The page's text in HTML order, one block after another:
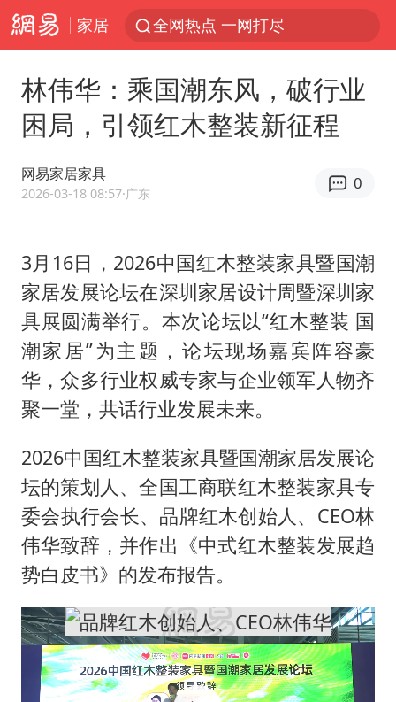
家居 全网热点 一网打尽
林伟华：乘国潮东风，破行业
困局，引领红木整装新征程
网易家居家具
2026-03-18 08:57·广东
0
3月16日，2026中国红木整装家具暨国潮
家居发展论坛在深圳家居设计周暨深圳家
具展圆满举行。本次论坛以“红木整装 国
潮家居”为主题，论坛现场嘉宾阵容豪
华，众多行业权威专家与企业领军人物齐
聚一堂，共话行业发展未来。
2026中国红木整装家具暨国潮家居发展论
坛的策划人、全国工商联红木整装家具专
委会执行会长、品牌红木创始人、CEO林
伟华致辞，并作出《中式红木整装发展趋
势白皮书》的发布报告。